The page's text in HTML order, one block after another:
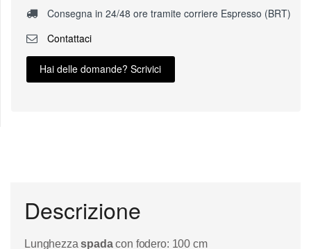
Consegna in 24/48 ore tramite corriere Espresso (BRT)
Contattaci
Hai delle domande? Scrivici
Descrizione
Lunghezzaspadacon fodero: 100 cm